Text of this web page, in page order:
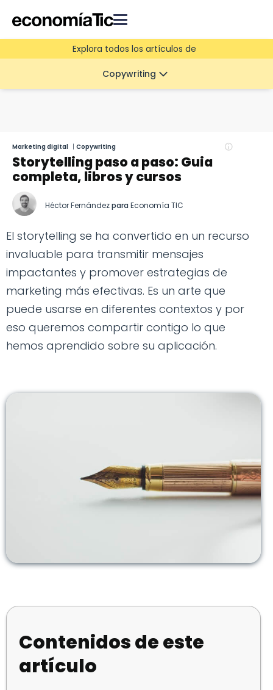
Explora todos los artículos de
Copywriting
Marketing digital | Copywriting
Storytelling paso a paso: Guia
completa, libros y cursos
Héctor Fernándezpara Economía TIC
El storytelling se ha convertido en un recurso
invaluable para transmitir mensajes
impactantes y promover estrategias de
marketing más efectivas. Es un arte que
puede usarse en diferentes contextos y por
eso queremos compartir contigo lo que
hemos aprendido sobre su aplicación.
Contenidos de este
artículo